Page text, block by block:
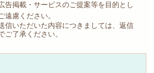
告掲載・サービスのご提案等を目的とし
遠慮ください。
信いただいた内容につきましては、返信
ご了承ください。